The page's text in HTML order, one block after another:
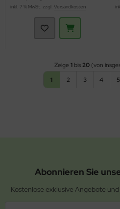
inkl. 7 % MwSt. zzgl. Versandkosten
Zeige 1 bis20 (von
1
2 3 4 5
Abonnieren Sie
Kostenlose exklusive Angebote